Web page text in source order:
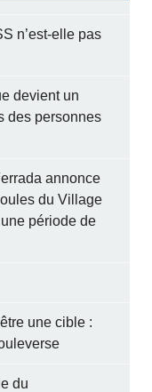
n’est-elle pas
devient un
des personnes
annonce
du Village
période de
une cible :
du